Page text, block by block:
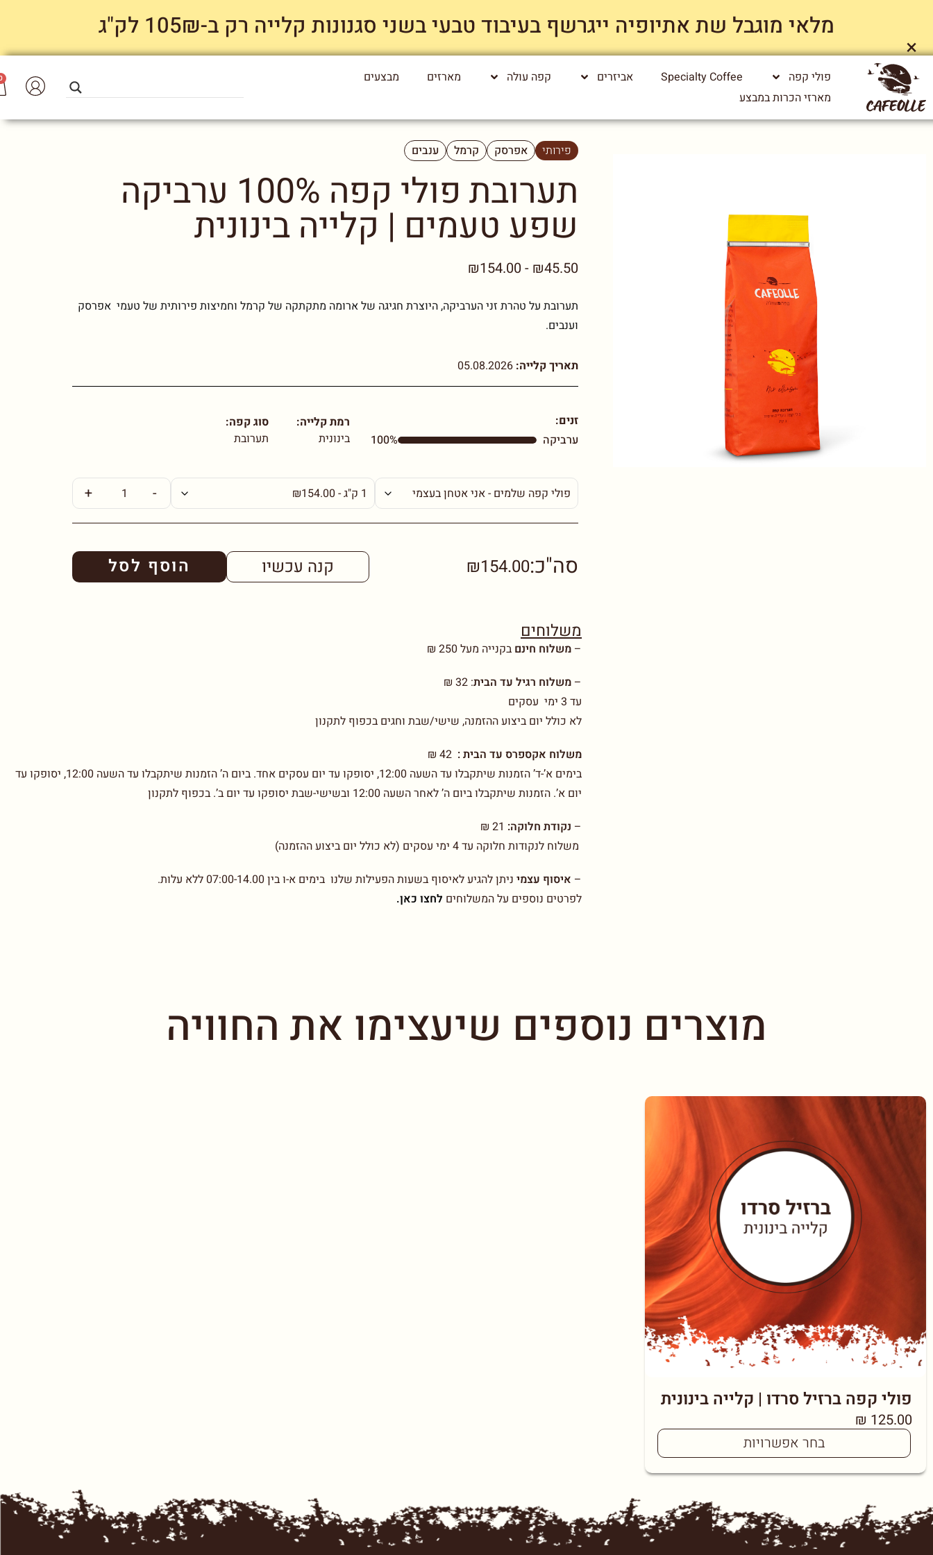
מלאי מוגבל שת אתיופיה ייגרשף בעיבוד טבעי בשני סגנונות קלייה רק ב-105₪ לק"ג
×
פולי קפה Specialty Coffee אביזרים קפה עולה מארזים
מבצעים
מארזי הכרות במבצע
פירותי אפרסק קרמל ענבים
תערובת פולי קפה 100% ערביקה
שפע טעמים | קלייה בינונית
₪45.50 - ₪154.00
תערובת על טהרת זני הערביקה, היוצרת חגיגה של ארומה מתקתקה של קרמל וחמיצות פירותית של טעמי אפרסק
וענבים.
תאריך קלייה: 05.08.2026
זנים:
ערביקה
100%
רמת קלייה:
בינונית
סוג קפה:
תערובת
-
+
קנה עכשיו הוסף לסל סה"כ:₪154.00
משלוחים
– משלוח חינם בקנייה מעל 250 ₪
– משלוח רגיל עד הבית:
32 ₪
עד 3 ימי עסקים
לא כולל יום ביצוע ההזמנה, שישי/שבת וחגים בכפוף לתקנון
משלוח אקספרס עד הבית : 42 ₪
בימים א’-ד’ הזמנות שיתקבלו עד השעה 12:00, יסופקו עד יום עסקים אחד. ביום ה’ הזמנות שיתקבלו עד השעה 12:00, יסופקו עד
יום א’. הזמנות שיתקבלו ביום ה’ לאחר השעה 12:00 ובשישי-שבת יסופקו עד יום ב’. בכפוף לתקנון
– נקודת חלוקה: 21 ₪
משלוח לנקודות חלוקה עד 4 ימי עסקים (לא כולל יום ביצוע ההזמנה)
– איסוף עצמיניתן להגיע לאיסוף בשעות הפעילות שלנו בימים א-ו בין 07:00-14.00 ללא עלות.
לפרטים נוספים על המשלוחים לחצו כאן.
מוצרים נוספים שיעצימו את החוויה
פולי קפה ברזיל סרדו | קלייה בינונית
₪ 125.00
בחר אפשרויות